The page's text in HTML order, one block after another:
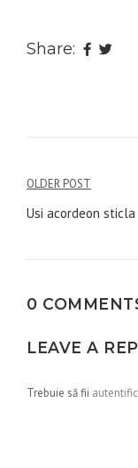
Share:
Navigare
în
OLDER POST
Usi acordeon sticla
0
LEAVE A
Trebuie să fii